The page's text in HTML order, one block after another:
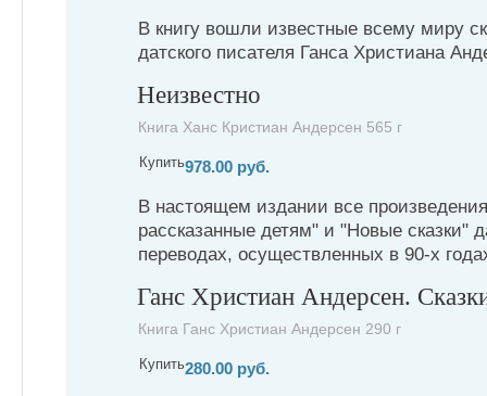
В книгу вошли известные всему миру
датского писателя Ганса Христиана
Неизвестно
Книга Ханс Кристиан Андерсен 565 г
Купить978.00 руб.
В настоящем издании все
рассказанные детям" и "Новые сказки"
переводах, осуществленных в 90-х
Ганс Христиан Андерсен.
Книга Ганс Христиан Андерсен 290 г
Купить280.00 руб.